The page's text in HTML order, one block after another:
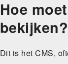
Skip
to
main
Hoe
bekijken?
Dit is het CMS,